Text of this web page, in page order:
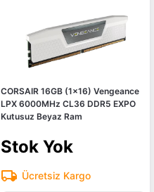
CORSAIR 16GB (1x16) Vengeance
LPX 6000MHz CL36 DDR5 EXPO
Kutusuz Beyaz Ram
Stok Yok
Ücretsiz Kargo